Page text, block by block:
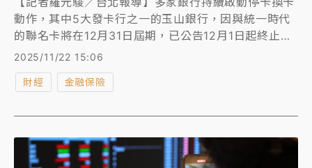
動作，其中5大發卡行之一的玉山銀行，因與統一時代
的聯名卡將在12月31日屆期，已公告12月1日起終止發
行新卡，從12月3日起則陸續換發成玉山Unicard。
2025/11/22 15:06
財經 金融保險